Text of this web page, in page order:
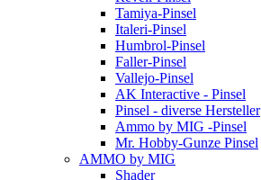
Tamiya-Pinsel
Italeri-Pinsel
Humbrol-Pinsel
Faller-Pinsel
Vallejo-Pinsel
AK Interactive - Pinsel
Pinsel - diverse Hersteller
Ammo by MIG -Pinsel
Mr. Hobby-Gunze Pinsel
AMMO by MIG
Shader